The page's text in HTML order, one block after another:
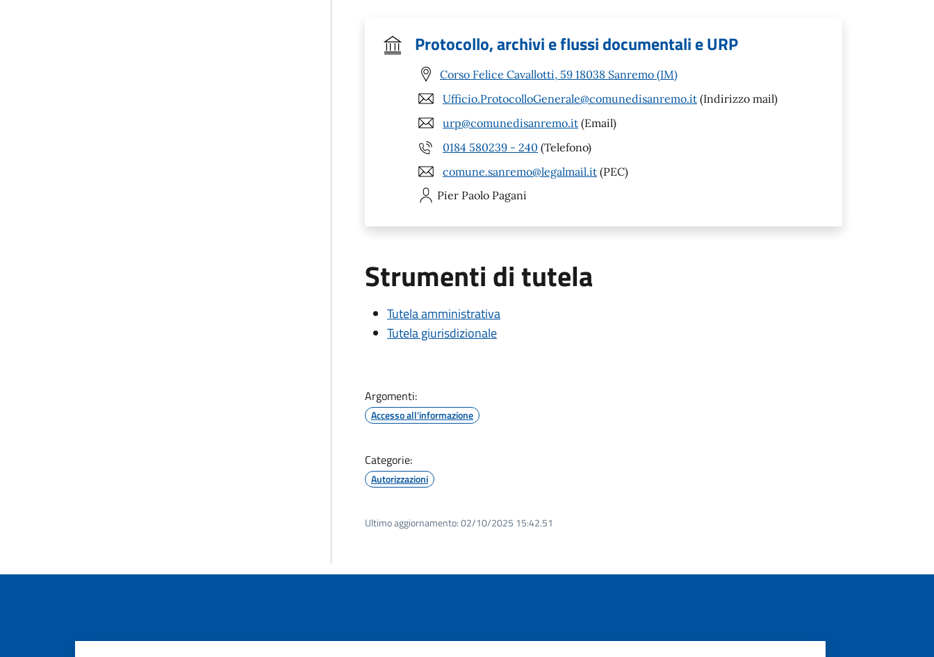
Protocollo, archivi e flussi documentali e URP
Corso Felice Cavallotti, 59 18038 Sanremo (IM)
Ufficio.ProtocolloGenerale@comunedisanremo.it (Indirizzo mail)
urp@comunedisanremo.it (Email)
0184 580239 - 240 (Telefono)
comune.sanremo@legalmail.it (PEC)
Pier Paolo Pagani
Strumenti di tutela
Tutela amministrativa
Tutela giurisdizionale
Argomenti:
Accesso all'informazione
Categorie:
Autorizzazioni
Ultimo aggiornamento:02/10/2025 15:42.51